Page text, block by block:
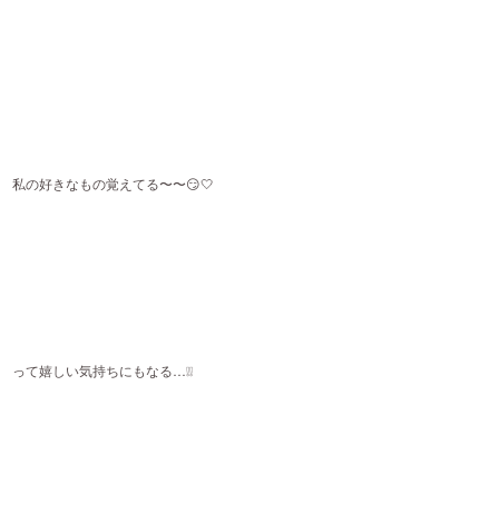
私の好きなもの覚えてる〜〜😏🤍
って嬉しい気持ちにもなる…❕❕